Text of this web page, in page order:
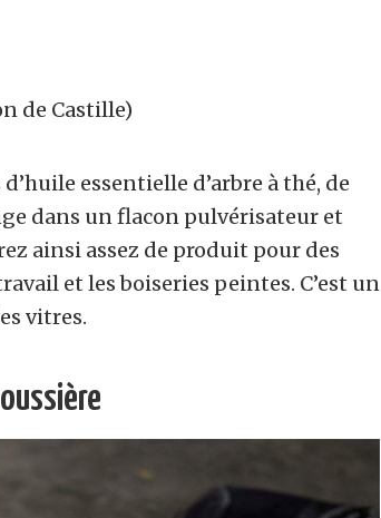
de Castille)
essentielle d’arbre à thé, de
dans un flacon pulvérisateur et
ainsi assez de produit pour des
et les boiseries peintes. C’est un
vitres.